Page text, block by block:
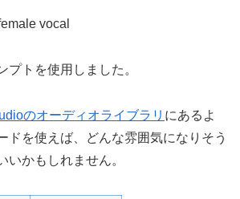
vocal
プトを使用しました。
のオーディオライブラリ にあるよ
ドを使えば、どんな雰囲気になりそう
いかもしれません。